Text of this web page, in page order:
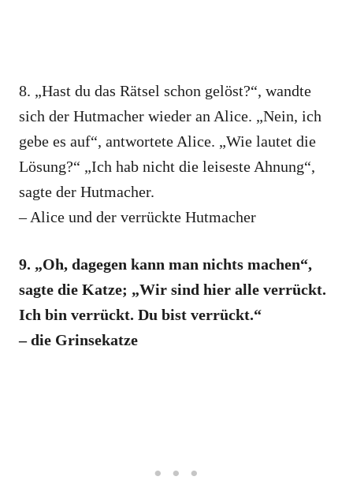
8. „Hast du das Rätsel schon gelöst?“, wandte
sich der Hutmacher wieder an Alice. „Nein, ich
gebe es auf“, antwortete Alice. „Wie lautet die
Lösung?“ „Ich hab nicht die leiseste Ahnung“,
sagte der Hutmacher.
– Alice und der verrückte Hutmacher
9. „Oh, dagegen kann man nichts machen“,
sagte die Katze; „Wir sind hier alle verrückt.
Ich bin verrückt. Du bist verrückt.“
– die Grinsekatze